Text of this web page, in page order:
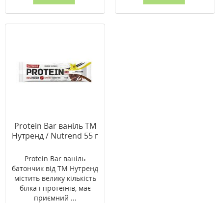
Protein Bar ваніль ТМ
Нутренд / Nutrend 55 г
Protein Bar ваніль
батончик від ТМ Нутренд
містить велику кількість
білка і протеїнів, має
приємний ...